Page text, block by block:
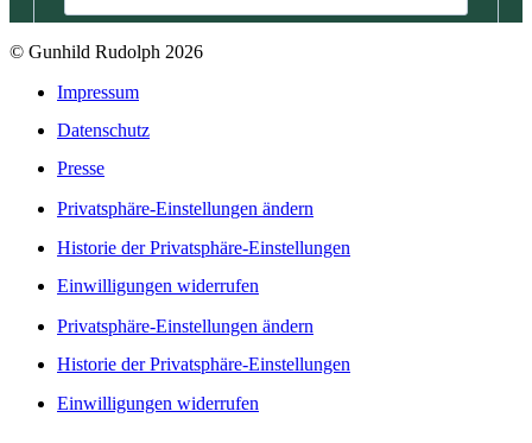
© Gunhild Rudolph 2026
Impressum
Datenschutz
Presse
Privatsphäre-Einstellungen ändern
Historie der Privatsphäre-Einstellungen
Einwilligungen widerrufen
Privatsphäre-Einstellungen ändern
Historie der Privatsphäre-Einstellungen
Einwilligungen widerrufen